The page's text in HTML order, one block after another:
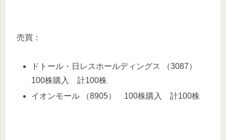
売買：
ドトール・日レスホールディングス （3087）
100株購入 計100株
イオンモール （8905） 100株購入 計100株